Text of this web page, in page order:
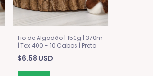
Fio de Algodão | 150g | 370m
| Tex 400 - 10 Cabos | Preto
$6.58 USD